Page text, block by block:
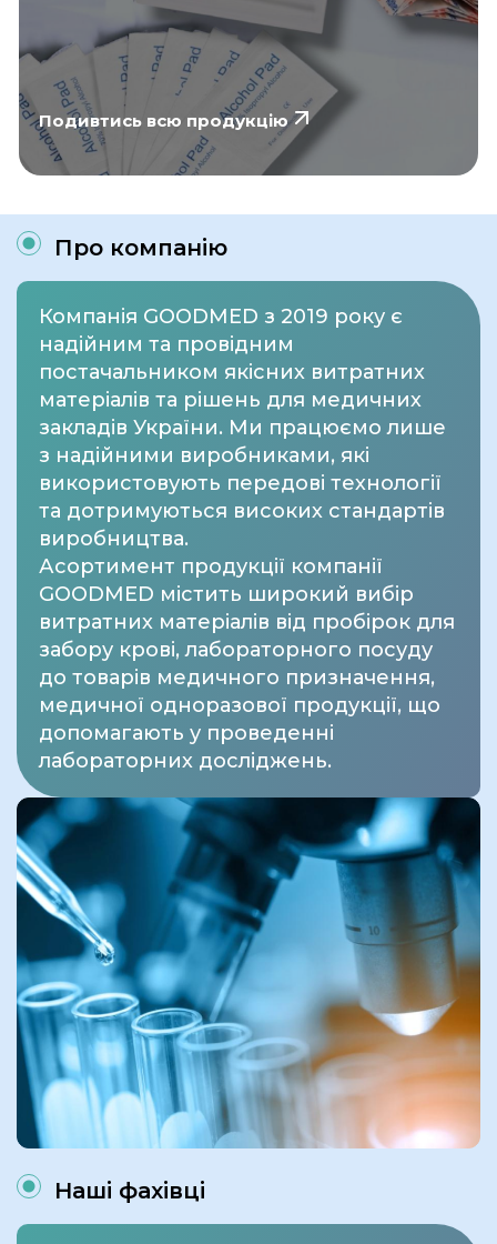
Подивтись всю продукцію
Про компанію
Компанія GOODMED з 2019 року є
надійним та провідним
постачальником якісних витратних
матеріалів та рішень для медичних
закладів України. Ми працюємо лише
з надійними виробниками, які
використовують передові технології
та дотримуються високих стандартів
виробництва.
Асортимент продукції компанії
GOODMED містить широкий вибір
витратних матеріалів від пробірок для
забору крові, лабораторного посуду
до товарів медичного призначення,
медичної одноразової продукції, що
допомагають у проведенні
лабораторних досліджень.
Наші фахівці